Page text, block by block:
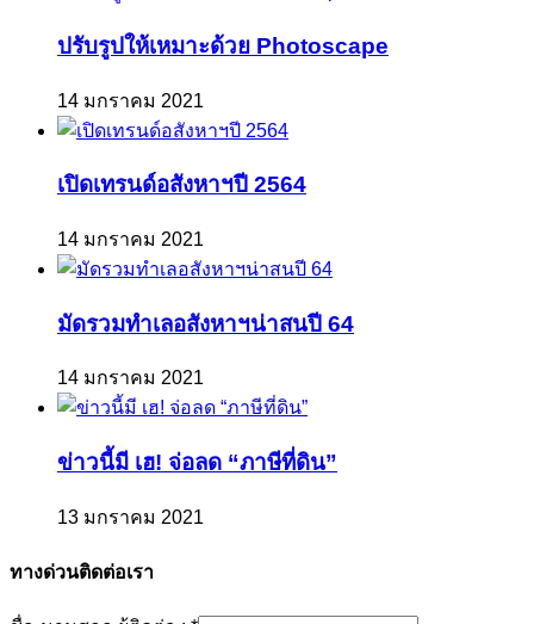
ปรับรูปให้เหมาะด้วย Photoscape
14 มกราคม 2021
เปิดเทรนด์อสังหาฯปี 2564
14 มกราคม 2021
มัดรวมทำเลอสังหาฯน่าสนปี 64
14 มกราคม 2021
ข่าวนี้มี เฮ! จ่อลด “ภาษีที่ดิน”
13 มกราคม 2021
ทางด่วนติดต่อเรา